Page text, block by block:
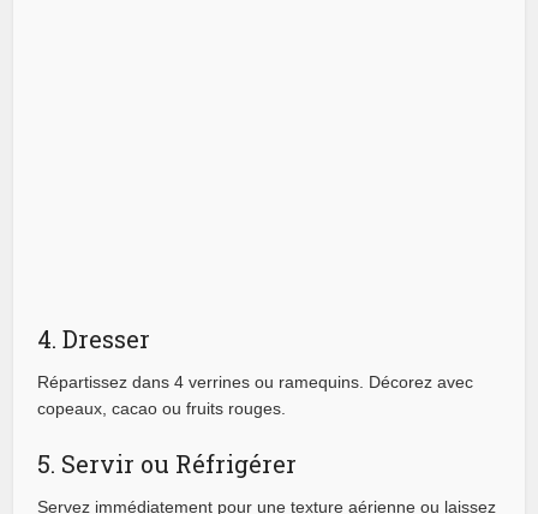
4. Dresser
Répartissez dans 4 verrines ou ramequins. Décorez avec
copeaux, cacao ou fruits rouges.
5. Servir ou Réfrigérer
Servez immédiatement pour une texture aérienne ou laissez